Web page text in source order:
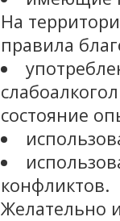
На
правила
состояние
конфликтов.
Желательно